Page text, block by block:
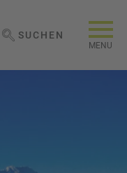
MENU
WEBSEITE DURCHSUCHEN
SUCHEN